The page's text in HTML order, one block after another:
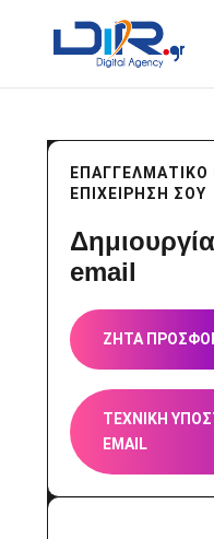
ΕΠΑΓΓΕΛΜΑΤΙΚΟ
ΕΠΙΧΕΙΡΗΣΗ ΣΟΥ
email
ΖΗΤΑ
ΤΕΧΝΙΚΗ
EMAIL